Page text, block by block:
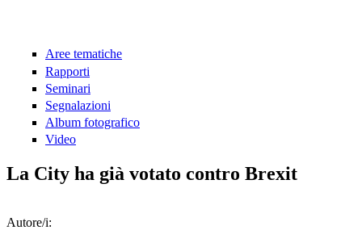
Aree tematiche
Rapporti
Seminari
Segnalazioni
Album fotografico
Video
La City ha già votato contro Brexit
Autore/i: